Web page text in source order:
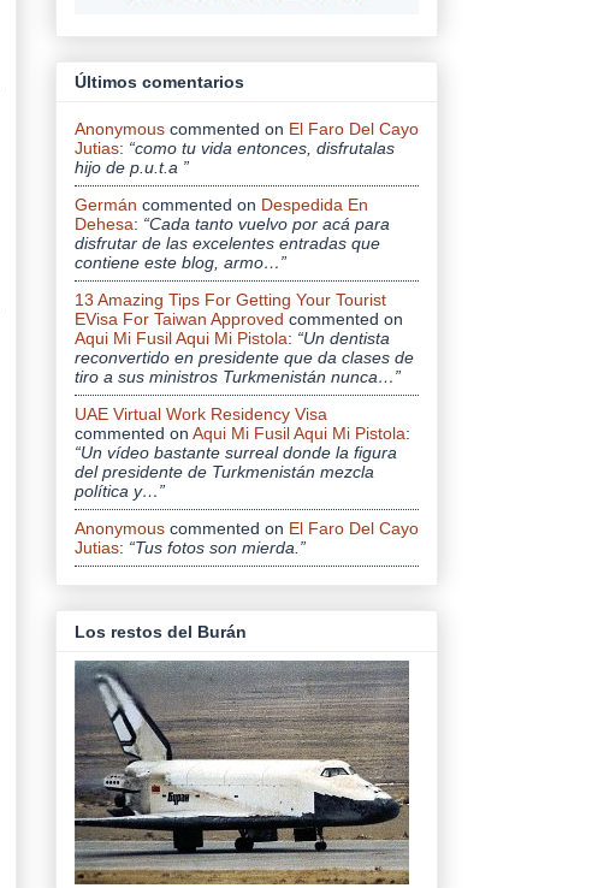
Últimos comentarios
Anonymous commented on El Faro Del Cayo
Jutias: “como tu vida entonces, disfrutalas
hijo de p.u.t.a ”
Germán commented on Despedida En
Dehesa: “Cada tanto vuelvo por acá para
disfrutar de las excelentes entradas que
contiene este blog, armo…”
13 Amazing Tips For Getting Your Tourist
EVisa For Taiwan Approved commented on
Aqui Mi Fusil Aqui Mi Pistola: “Un dentista
reconvertido en presidente que da clases de
tiro a sus ministros Turkmenistán nunca…”
UAE Virtual Work Residency Visa
commented on Aqui Mi Fusil Aqui Mi Pistola:
“Un vídeo bastante surreal donde la figura
del presidente de Turkmenistán mezcla
política y…”
Anonymous commented on El Faro Del Cayo
Jutias: “Tus fotos son mierda.”
Los restos del Burán